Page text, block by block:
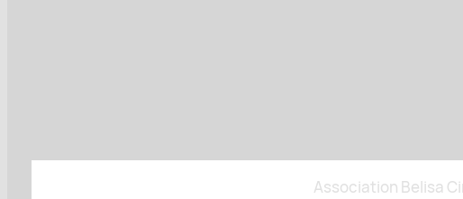
Association Belisa